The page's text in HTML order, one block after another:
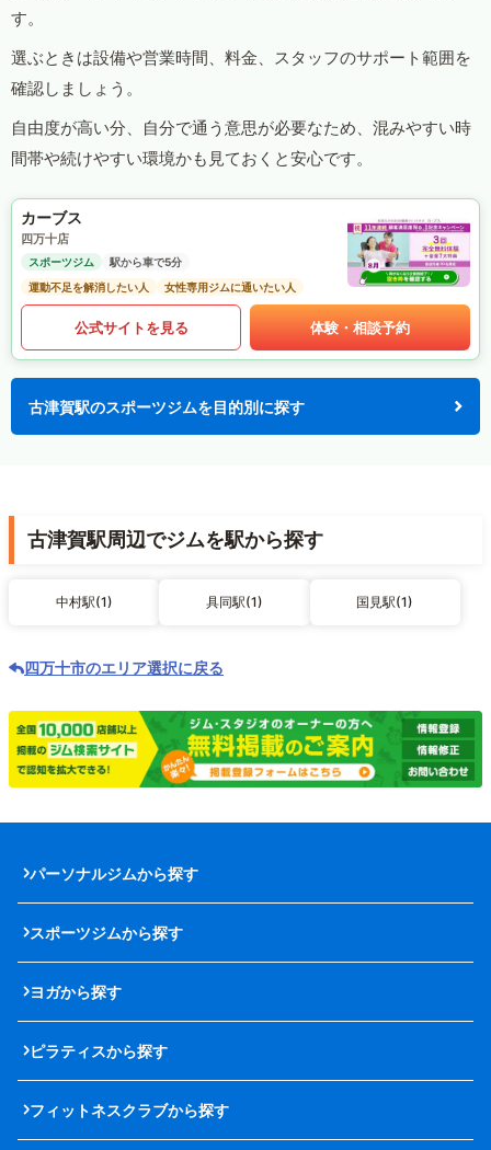
す。
選ぶときは設備や営業時間、料金、スタッフのサポート範囲を
確認しましょう。
自由度が高い分、自分で通う意思が必要なため、混みやすい時
間帯や続けやすい環境かも見ておくと安心です。
カーブス
四万十店
スポーツジム
駅から車で5分
運動不足を解消したい人
女性専用ジムに通いたい人
公式サイトを見る 体験・相談予約
古津賀駅のスポーツジムを目的別に探す
古津賀駅周辺でジムを駅から探す
中村駅(1) 具同駅(1) 国見駅(1)
四万十市のエリア選択に戻る
パーソナルジムから探す
スポーツジムから探す
ヨガから探す
ピラティスから探す
フィットネスクラブから探す